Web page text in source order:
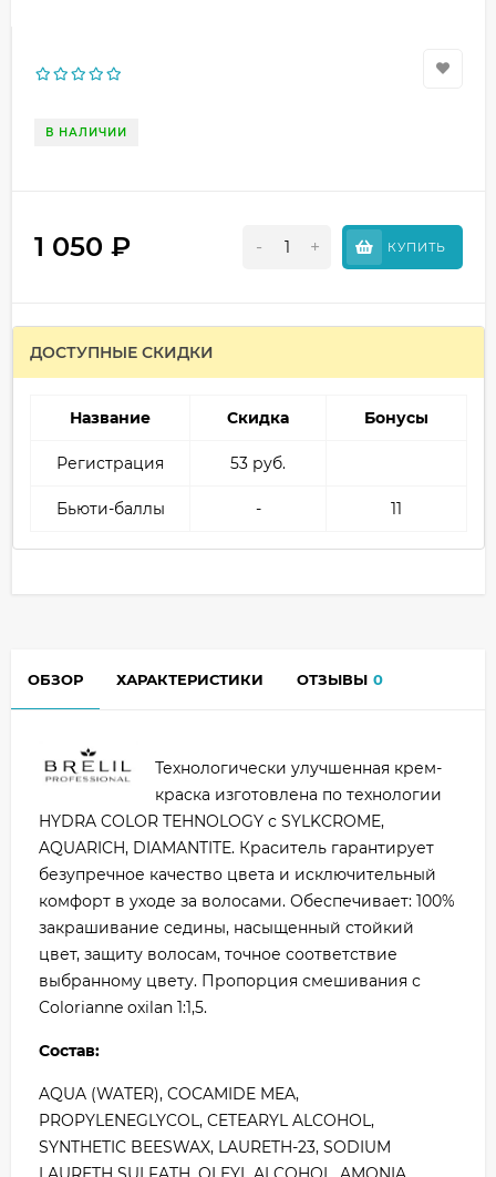
В НАЛИЧИИ
1 050 ₽ - + КУПИТЬ
ДОСТУПНЫЕ СКИДКИ
Название Скидка Бонусы
Регистрация 53 руб.
Бьюти-баллы - 11
ОБЗОР ХАРАКТЕРИСТИКИ ОТЗЫВЫ 0
Технологически улучшенная крем-
краска изготовлена по технологии
HYDRA COLOR TEHNOLOGY с SYLKCROME,
AQUARICH, DIAMANTITE. Краситель гарантирует
безупречное качество цвета и исключительный
комфорт в уходе за волосами. Обеспечивает: 100%
закрашивание седины, насыщенный стойкий
цвет, защиту волосам, точное соответствие
выбранному цвету. Пропорция смешивания с
Colorianne oxilan 1:1,5.
Состав:
AQUA (WATER), COCAMIDE MEA,
PROPYLENEGLYCOL, CETEARYL ALCOHOL,
SYNTHETIC BEESWAX, LAURETH-23, SODIUM